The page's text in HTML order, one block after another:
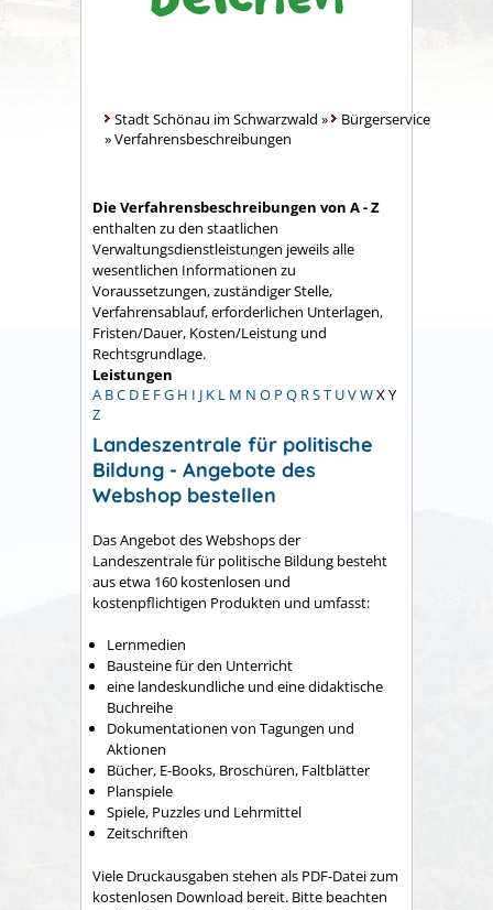
Stadt Schönau im Schwarzwald »
Bürgerservice
»Verfahrensbeschreibungen
Die Verfahrensbeschreibungen von A - Z
enthalten zu den staatlichen
Verwaltungsdienstleistungen jeweils alle
wesentlichen Informationen zu
Voraussetzungen, zuständiger Stelle,
Verfahrensablauf, erforderlichen Unterlagen,
Fristen/Dauer, Kosten/Leistung und
Rechtsgrundlage.
Leistungen
A BC D E FG H I J K L M N O P Q RST UVWX Y
Z
Landeszentrale für politische
Bildung - Angebote des
Webshop bestellen
Das Angebot des Webshops der
Landeszentrale für politische Bildung besteht
aus etwa 160 kostenlosen und
kostenpflichtigen Produkten und umfasst:
Lernmedien
Bausteine für den Unterricht
eine landeskundliche und eine didaktische
Buchreihe
Dokumentationen von Tagungen und
Aktionen
Bücher, E-Books, Broschüren, Faltblätter
Planspiele
Spiele, Puzzles und Lehrmittel
Zeitschriften
Viele Druckausgaben stehen als PDF-Datei zum
kostenlosen Download bereit. Bitte beachten